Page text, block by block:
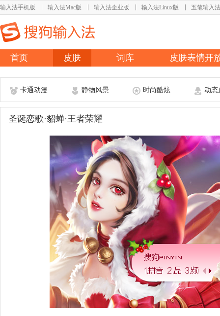
输入法手机版 输入法Mac版 输入法企业版 输入法Linux版 五笔输入法
首页 皮肤 词库 皮肤表情开
卡通动漫 静物风景 时尚酷炫 动态
圣诞恋歌·貂蝉·王者荣耀